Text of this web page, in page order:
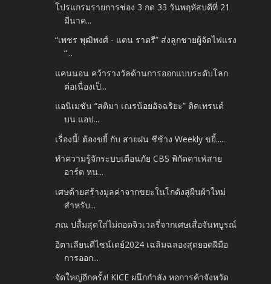
โปรแกรมรายการช่อง 3 กด 33 วันพฤหัสบดีที่ 21
มีนาค...
“เพชร พุฒิพงศ์ - แตน ราตรี” ส่งลูกชายผู้จัดไฟแรง
“...
แคนนอน คว้ารางวัลด้านการออกแบบระดับโลก
ต่อเนื่องเป็...
แอนิเมชัน “สติมา เณรน้อยอัจฉริยะ” ติดเทรนด์
บน แอป...
เรื่องนี้! ต้องขยี้ กับ สายฝน ชีช้าง Weekly ขยี้.....
ทำความรู้จักระบบเตือนภัย CBS พิกัดคาเฟ่สาย
อาร์ต หน...
เศษด้ายสร้างมูลค่าจากขยะในโกดังสู่ผืนผ้าใหม่
สำหรับ...
ภณ ปลื้มสุดใส่ไม่ถอดจิวเวลรี่จากเศษเสื่อจันทบูรณ์
อิตาเลียนดีไซน์เดย์2024 เฉลิมฉลองสุดยอดฝีมือ
การออก...
จัดใหญ่อีกครั้ง! KICE ผนึกกำลัง หอการค้าจังหวัด